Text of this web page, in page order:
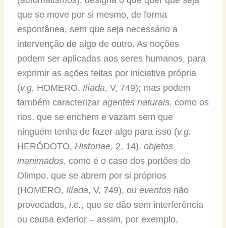
que se move por si mesmo, de forma
espontânea, sem que seja necessário a
intervenção de algo de outro. As noções
podem ser aplicadas aos seres humanos, para
exprimir as ações feitas por iniciativa própria
(v.g. HOMERO, Ilíada, V, 749); mas podem
também caracterizar agentes naturais, como os
rios, que se enchem e vazam sem que
ninguém tenha de fazer algo para isso (v.g.
HERÓDOTO, Historiae, 2, 14), objetos
inanimados, como é o caso dos portões do
Olimpo, que se abrem por si próprios
(HOMERO, Ilíada, V, 749), ou eventosnão
provocados, i.e., que se dão sem interferência
ou causa exterior – assim, por exemplo,